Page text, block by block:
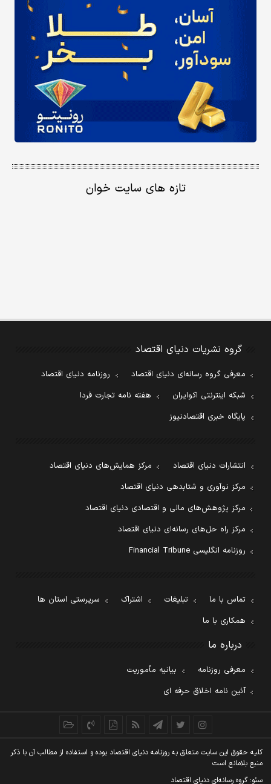
تازه های سایت خوان
گروه نشریات دنیای اقتصاد
معرفی گروه رسانه‌ای دنیای اقتصاد
روزنامه دنیای اقتصاد
شبکه اینترنتی اکوایران
هفته نامه تجارت فردا
پایگاه خبری اقتصادنیوز
انتشارات دنیای اقتصاد
مرکز همایش‌های دنیای اقتصاد
مرکز نوآوری و شتابدهی دنیای اقتصاد
مرکز پژوهش‌های مالی و اقتصادی دنیای اقتصاد
مرکز راه حل‌های رسانه‌ای دنیای اقتصاد
روزنامه انگلیسی Financial Tribune
تماس با ما تبلیغات اشتراک
سرپرستی استان ها
همکاری با ما
درباره ما
معرفی روزنامه
بیانیه مأموریت
آئین نامه اخلاق حرفه ای
کليه حقوق اين سايت متعلق به روزنامه دنيای اقتصاد بوده و استفاده از مطالب آن با ذکر
منبع بلامانع است
سئو: گروه رسانه‌ای دنیای اقتصاد